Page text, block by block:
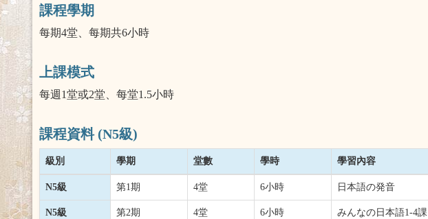
課程學期
每期4堂、每期共6小時
上課模式
每週1堂或2堂、每堂1.5小時
課程資料 (N5級)
級別 學期 堂數 學時 學習內容
N5級 第1期 4堂 6小時 日本語の発音
N5級 第2期 4堂 6小時 みんなの日本語1-4課